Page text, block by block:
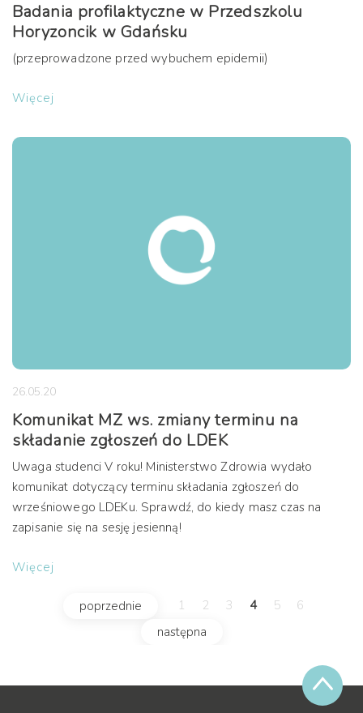
Badania profilaktyczne w Przedszkolu
Horyzoncik w Gdańsku
(przeprowadzone przed wybuchem epidemii)
Więcej
26.05.20
Komunikat MZ ws. zmiany terminu na
składanie zgłoszeń do LDEK
Uwaga studenci V roku! Ministerstwo Zdrowia wydało
komunikat dotyczący terminu składania zgłoszeń do
wrześniowego LDEKu. Sprawdź, do kiedy masz czas na
zapisanie się na sesję jesienną!
Więcej
poprzednie 1 2 3 4 5
6
następna